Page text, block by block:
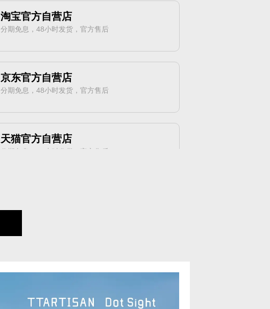
淘宝官方自营店
分期免息，48小时发货，官方售后
京东官方自营店
分期免息，48小时发货，官方售后
天猫官方自营店
分期免息，48小时发货，官方售后